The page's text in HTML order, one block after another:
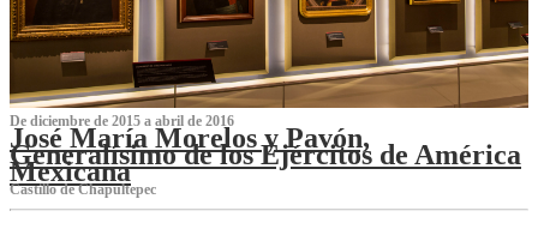
De diciembre de 2015 a abril de 2016
José María Morelos y Pavón,
Generalísimo de los Ejércitos de América
Mexicana
C‌astillo de Chapultepec